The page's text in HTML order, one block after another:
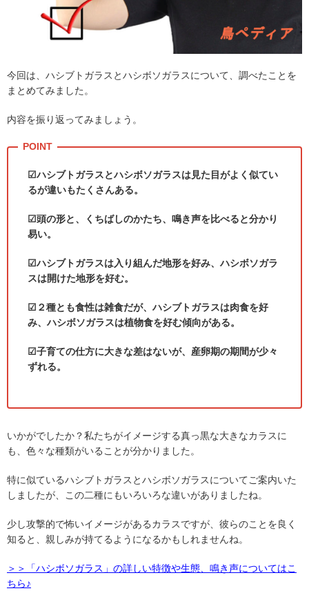
今回は、ハシブトガラスとハシボソガラスについて、調べたことを
まとめてみました。
内容を振り返ってみましょう。
☑ハシブトガラスとハシボソガラスは見た目がよく似てい
るが違いもたくさんある。
☑頭の形と、くちばしのかたち、鳴き声を比べると分かり
易い。
☑ハシブトガラスは入り組んだ地形を好み、ハシボソガラ
スは開けた地形を好む。
☑２種とも食性は雑食だが、ハシブトガラスは肉食を好
み、ハシボソガラスは植物食を好む傾向がある。
☑子育ての仕方に大きな差はないが、産卵期の期間が少々
ずれる。
いかがでしたか？私たちがイメージする真っ黒な大きなカラスに
も、色々な種類がいることが分かりました。
特に似ているハシブトガラスとハシボソガラスについてご案内いた
しましたが、この二種にもいろいろな違いがありましたね。
少し攻撃的で怖いイメージがあるカラスですが、彼らのことを良く
知ると、親しみが持てるようになるかもしれませんね。
＞＞「ハシボソガラス」の詳しい特徴や生態、鳴き声についてはこ
ちら♪